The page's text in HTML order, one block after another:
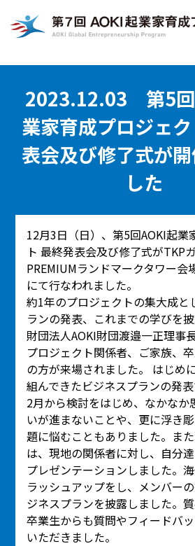
2023.12.03 第5回
業家育成プロジェ
表会及び修了式が
した
12月3日（日）、第5回AOKI起業
ト 最終発表会及び修了式がTKP
PREMIUMランドマークタワー会
にて行なわれました。
約1年のプロジェクトの集大成と
ランの発表、これまでの学びを
財団法人AOKI財団渡邉一正理事
プロジェクト関係者、ご家族、
の方が来場されました。 はじめ
組んできたビジネスプランの発表
2月から検討をはじめ、なかなか
いが進まないことや、更に浮き
題に悩むこともありました。ま
は、現地の関係者に対し、自分
プレゼンテーションしました。
ラッシュアップをし、メンバー
ジネスプランを披露しました。質
卒業生からも質問やフィードバ
いただきました。